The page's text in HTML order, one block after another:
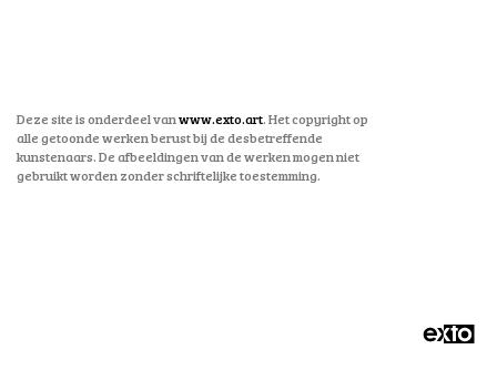
Deze site is onderdeel vanwww.exto.art. Het copyright op
alle getoonde werken berust bij de desbetreffende
kunstenaars. De afbeeldingen van de werken mogen niet
gebruikt worden zonder schriftelijke toestemming.